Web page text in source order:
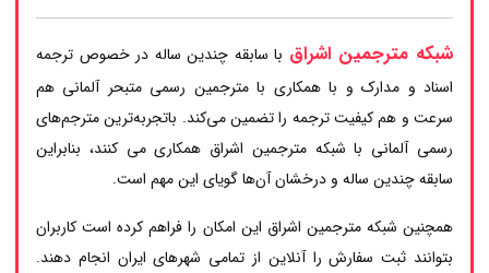
شبکه مترجمین اشراق با سابقه چندین ساله در خصوص ترجمه
اسناد و مدارک و با همکاری با مترجمین رسمی متبحر آلمانی هم
سرعت و هم کیفیت ترجمه را تضمین می‌کند. باتجربه‌ترین مترجم‌های
رسمی آلمانی با شبکه مترجمین اشراق همکاری می کنند، بنابراین
سابقه چندین ساله و درخشان آن‌ها گویای این مهم است.
همچنین شبکه مترجمین اشراق این امکان را فراهم کرده است کاربران
بتوانند ثبت سفارش را آنلاین از تمامی شهرهای ایران انجام دهند.